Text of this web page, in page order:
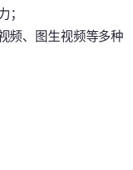
；
频、图生视频等多种